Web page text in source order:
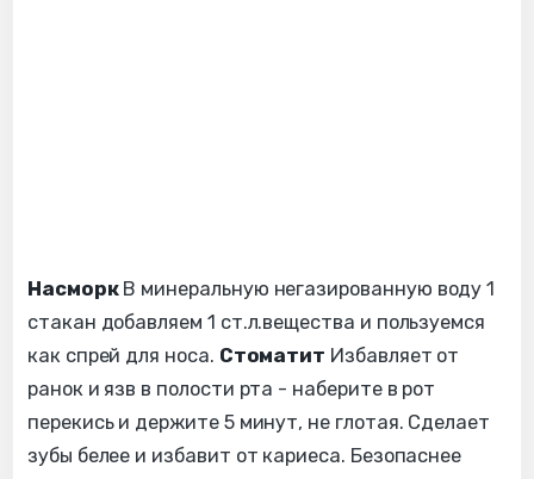
НасморкВ минеральную негазированную воду 1
стакан добавляем 1 ст.л.вещества и пользуемся
как спрей для носа. Стоматит Избавляет от
ранок и язв в полости рта - наберите в рот
перекись и держите 5 минут, не глотая. Сделает
зубы белее и избавит от кариеса. Безопаснее